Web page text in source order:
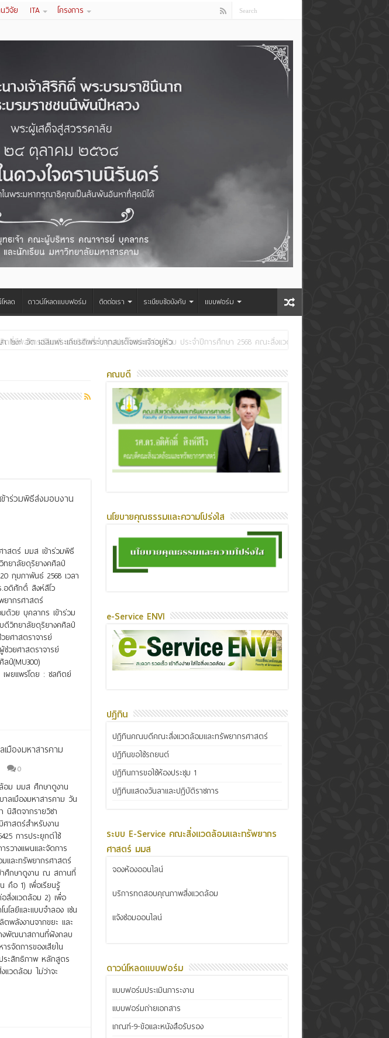
วิจัย ITA โครงการ
หลด ดาวน์โหลดแบบฟอร์ม ติดต่อเรา ระเบียบข้อบังคับ แบบฟอร์ม
๙ วัด เฉลิมพระเกียรติพระบาทสมเด็จพระเจ้าอยู่หัว
าร่วมพิธีส่งมอบงาน
สตร์ มมส เข้าร่วมพิธี
ยาลัยดุริยางคศิลป์
กุมภาพันธ์ 2568 เวลา
อดิศักดิ์ สิงห์สีโว
ากรศาสตร์
ด้วย บุคลากร เข้าร่วม
วิทยาลัยดุริยางคศิลป์
ยศาสตราจารย์
วยศาสตราจารย์
ป์(MU300)
ผยแพร่โดย : ชลทิตย์
มืองมหาสารคาม
0
อม มมส ศึกษาดูงาน
ลเมืองมหาสารคาม วัน
นิสิตจากรายวิชา
ศาสตร์สำหรับงาน
การประยุกต์ใช้
รวางแผนและจัดการ
ละทรัพยากรศาสตร์
าศึกษาดูงาน ณ สถานที่
คือ 1) เพื่อเรียนรู้
สิ่งแวดล้อม 2) เพื่อ
โลยีและแบบจำลอง เช่น
ตพลังงานจากขยะ และ
างพัฒนาสถานที่ฝังกลบ
รจัดการของเสียใน
ระสิทธิภาพ หลักสูตร
แวดล้อม ไม่ว่าจะ
คณบดี
นโยบายคุณธรรมและความโปร่งใส
e-Service ENVI
ปฏิทิน
ปฏิทินคณบดีคณะสิ่งแวดล้อมและทรัพยากรศาสตร์
ปฏิทินขอใช้รถยนต์
ปฏิทินการขอใช้ห้องประชุม 1
ปฏิทินแสดงวันลาและปฏิบัติราชการ
ระบบ E-Service คณะสิ่งแวดล้อมและทรัพยากร
ศาสตร์ มมส
จองห้องออนไลน์
บริการทดสอบคุณภาพสิ่งแวดล้อม
แจ้งซ่อมออนไลน์
ดาวน์โหลดแบบฟอร์ม
แบบฟอร์มประเมินภาระงาน
แบบฟอร์มถ่ายเอกสาร
เกณฑ์-9-ข้อและหนังสือรับรอง